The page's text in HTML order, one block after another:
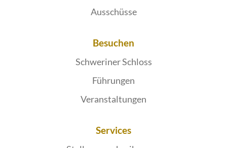
Ausschüsse
Besuchen
Schweriner Schloss
Führungen
Veranstaltungen
Services